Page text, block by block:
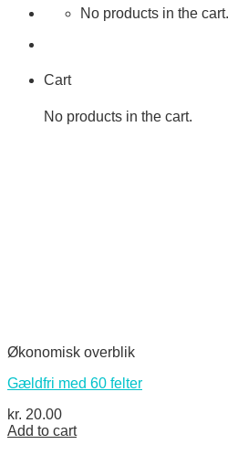
No products in the cart.
Cart
No products in the cart.
Økonomisk overblik
Gældfri med 60 felter
kr. 20.00
Add to cart